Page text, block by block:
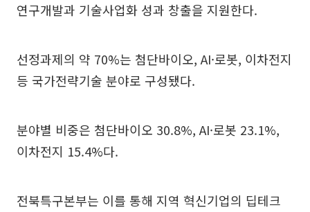
연구개발과 기술사업화 성과 창출을 지원한다.
선정과제의 약 70%는 첨단바이오, AI·로봇, 이차전지
등 국가전략기술 분야로 구성됐다.
분야별 비중은 첨단바이오 30.8%, AI·로봇 23.1%,
이차전지 15.4%다.
전북특구본부는 이를 통해 지역 혁신기업의 딥테크